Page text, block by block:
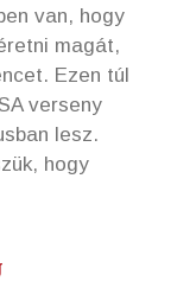
van, hogy
magát,
Ezen túl
verseny
lesz.
hogy